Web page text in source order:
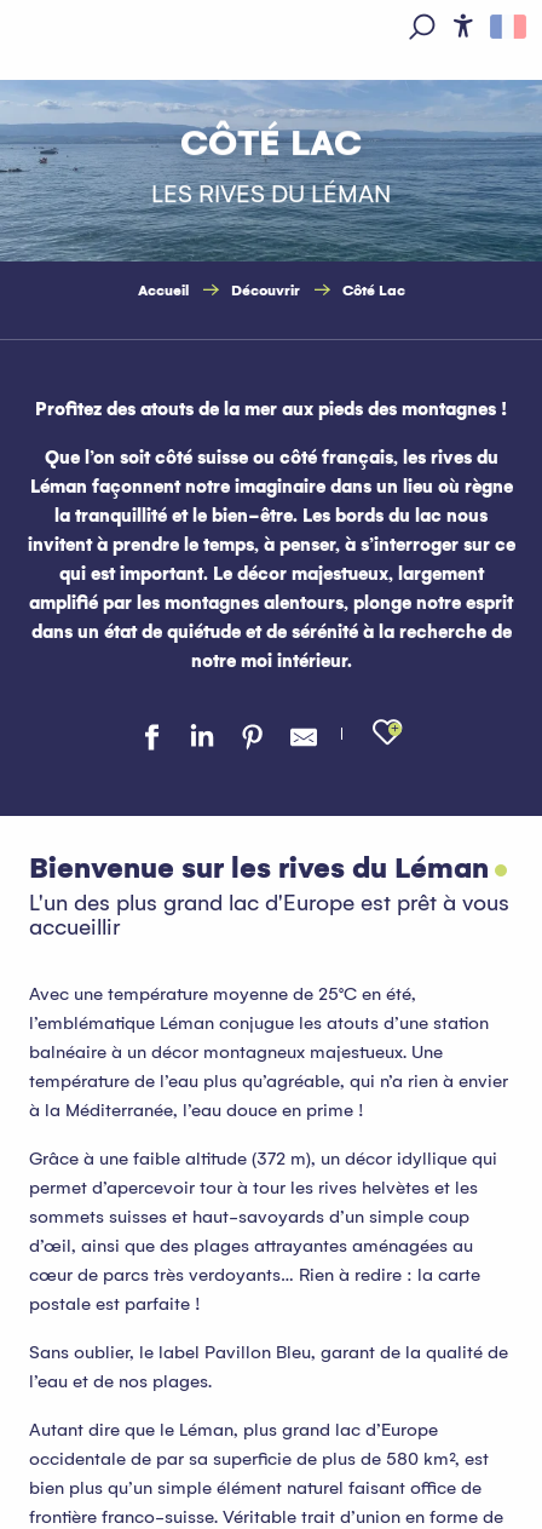
principal
CÔTÉ LAC
LES RIVES DU LÉMAN
Accueil Découvrir Côté Lac
Profitez des atouts de la mer aux pieds des montagnes !
Que l’on soit côté suisse ou côté français, les rives du
Léman façonnent notre imaginaire dans un lieu où règne
la tranquillité et le bien-être. Les bords du lac nous
invitent à prendre le temps, à penser, à s’interroger sur ce
qui est important. Le décor majestueux, largement
amplifié par les montagnes alentours, plonge notre esprit
dans un état de quiétude et de sérénité à la recherche de
notre moi intérieur.
Ajouter
Bienvenue sur les rives du Léman
L'un des plus grand lac d'Europe est prêt à vous
accueillir
Avec une température moyenne de 25°C en été,
l’emblématique Léman conjugue les atouts d’une station
balnéaire à un décor montagneux majestueux. Une
température de l’eau plus qu’agréable, qui n’a rien à envier
à la Méditerranée, l’eau douce en prime !
Grâce à une faible altitude (372 m), un décor idyllique qui
permet d’apercevoir tour à tour les rives helvètes et les
sommets suisses et haut-savoyards d’un simple coup
d’œil, ainsi que des plages attrayantes aménagées au
cœur de parcs très verdoyants… Rien à redire : la carte
postale est parfaite !
Sans oublier, le label Pavillon Bleu, garant de la qualité de
l’eau et de nos plages.
Autant dire que le Léman, plus grand lac d’Europe
occidentale de par sa superficie de plus de 580 km², est
bien plus qu’un simple élément naturel faisant office de
frontière franco-suisse. Véritable trait d’union en forme de